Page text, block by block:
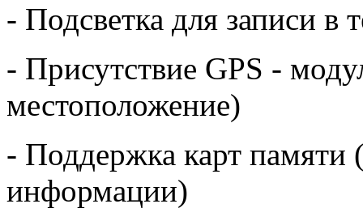
- Подсветка для записи в
- Присутствие GPS -
местоположение)
- Поддержка карт памяти
информации)